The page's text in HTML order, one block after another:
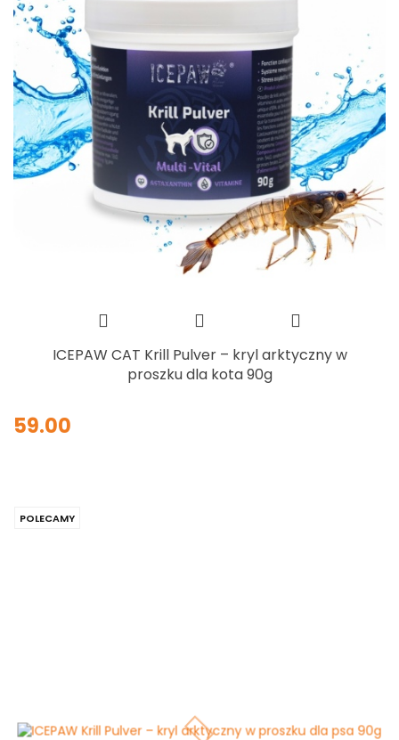
ICEPAW CAT Krill Pulver – kryl arktyczny w
proszku dla kota 90g
59.00
POLECAMY